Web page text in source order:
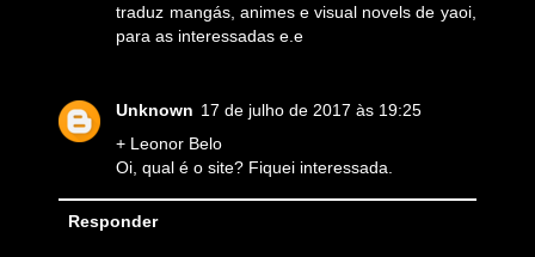
traduz mangás, animes e visual novels de yaoi,
para as interessadas e.e
Unknown 17 de julho de 2017 às 19:25
+ Leonor Belo
Oi, qual é o site? Fiquei interessada.
Responder